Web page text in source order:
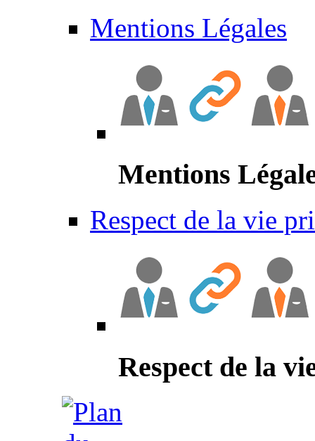
Mentions Légales
Mentions
Respect de la vie
Respect de la